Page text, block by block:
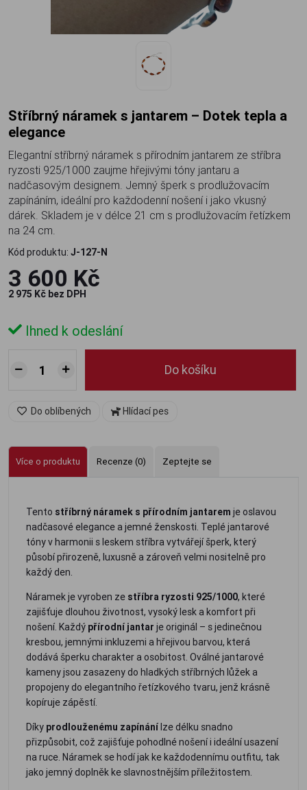
Stříbrný náramek s jantarem – Dotek tepla a
elegance
Elegantní stříbrný náramek s přírodním jantarem ze stříbra
ryzosti 925/1000 zaujme hřejivými tóny jantaru a
nadčasovým designem. Jemný šperk s prodlužovacím
zapínáním, ideální pro každodenní nošení i jako vkusný
dárek. Skladem je v délce 21 cm s prodlužovacím řetízkem
na 24 cm.
Kód produktu: J-127-N
3 600 Kč
2 975 Kč bez DPH
Ihned k odeslání
Do košíku
Do oblíbených Hlídací pes
Více o produktu Recenze (0) Zeptejte se
Tento stříbrný náramek s přírodním jantarem je oslavou
nadčasové elegance a jemné ženskosti. Teplé jantarové
tóny v harmonii s leskem stříbra vytvářejí šperk, který
působí přirozeně, luxusně a zároveň velmi nositelně pro
každý den.
Náramek je vyroben ze stříbra ryzosti 925/1000, které
zajišťuje dlouhou životnost, vysoký lesk a komfort při
nošení. Každý přírodní jantar je originál – s jedinečnou
kresbou, jemnými inkluzemi a hřejivou barvou, která
dodává šperku charakter a osobitost. Oválné jantarové
kameny jsou zasazeny do hladkých stříbrných lůžek a
propojeny do elegantního řetízkového tvaru, jenž krásně
kopíruje zápěstí.
Díky prodlouženému zapínánílze délku snadno
přizpůsobit, což zajišťuje pohodlné nošení i ideální usazení
na ruce. Náramek se hodí jak ke každodennímu outfitu, tak
jako jemný doplněk ke slavnostnějším příležitostem.